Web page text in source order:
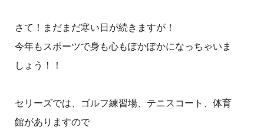
さて！まだまだ寒い日が続きますが！
今年もスポーツで身も心もぽかぽかになっちゃいま
しょう！！
セリーズでは、ゴルフ練習場、テニスコート、体育
館がありますので